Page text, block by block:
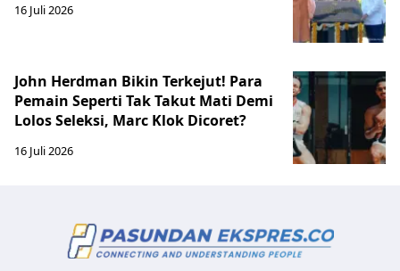
16 Juli 2026
John Herdman Bikin Terkejut! Para
Pemain Seperti Tak Takut Mati Demi
Lolos Seleksi, Marc Klok Dicoret?
16 Juli 2026